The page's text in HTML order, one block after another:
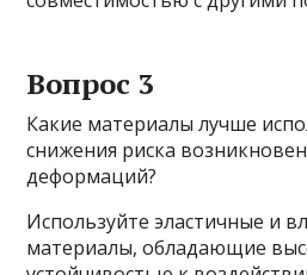
Вопрос 3
Какие материалы лучше
снижения риска
деформаций?
Используйте эластичные и
материалы, обладающие